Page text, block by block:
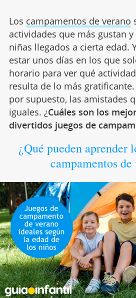
Los campamentos de verano
actividades que más gustan
niñas llegados a cierta edad.
estar unos días en los que
horario para ver qué
resulta de lo más
por supuesto, las amistades
iguales. ¿Cuáles son los
divertidos juegos de
¿Qué pueden aprender
campamentos de